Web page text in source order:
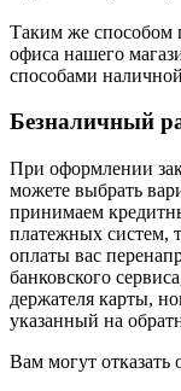
Таким же способом
офиса нашего
способами
Безналичный
При оформлении
можете выбрать
принимаем
платежных систем,
оплаты вас
банковского
держателя карты,
указанный на
Вам могут отказать